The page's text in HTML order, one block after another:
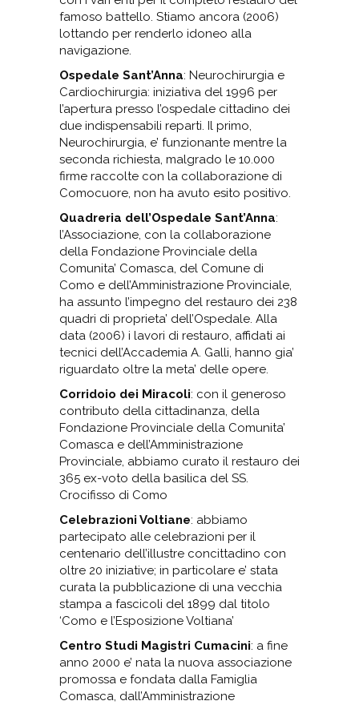
famoso battello. Stiamo ancora (2006)
lottando per renderlo idoneo alla
navigazione.
Ospedale Sant’Anna: Neurochirurgia e
Cardiochirurgia: iniziativa del 1996 per
l’apertura presso l’ospedale cittadino dei
due indispensabili reparti. Il primo,
Neurochirurgia, e’ funzionante mentre la
seconda richiesta, malgrado le 10.000
firme raccolte con la collaborazione di
Comocuore, non ha avuto esito positivo.
Quadreria dell’Ospedale Sant’Anna:
l’Associazione, con la collaborazione
della Fondazione Provinciale della
Comunita’ Comasca, del Comune di
Como e dell’Amministrazione Provinciale,
ha assunto l’impegno del restauro dei 238
quadri di proprieta’ dell’Ospedale. Alla
data (2006) i lavori di restauro, affidati ai
tecnici dell’Accademia A. Galli, hanno gia’
riguardato oltre la meta’ delle opere.
Corridoio dei Miracoli: con il generoso
contributo della cittadinanza, della
Fondazione Provinciale della Comunita’
Comasca e dell’Amministrazione
Provinciale, abbiamo curato il restauro dei
365 ex-voto della basilica del SS.
Crocifisso di Como
Celebrazioni Voltiane: abbiamo
partecipato alle celebrazioni per il
centenario dell’illustre concittadino con
oltre 20 iniziative; in particolare e’ stata
curata la pubblicazione di una vecchia
stampa a fascicoli del 1899 dal titolo
‘Como e l’Esposizione Voltiana’
Centro Studi Magistri Cumacini: a fine
anno 2000 e’ nata la nuova associazione
promossa e fondata dalla Famiglia
Comasca, dall’Amministrazione